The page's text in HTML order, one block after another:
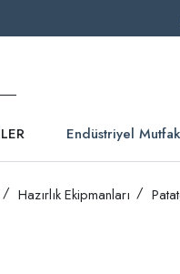
Endüstriyel Mutfak
Hazırlık Ekipmanları